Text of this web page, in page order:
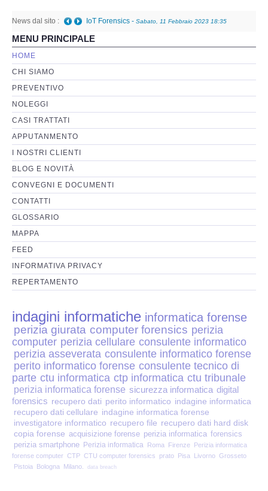
Perzia su Software/Programmi
Perizia Fonica e Trascrizioni
Perizia su Social Network
Perizia Web Reputation
Perizia Host e Mainframe
Perizia Contratti ICT
Perizia Disp. Elettronici
Perizia Stalking
Perizia Cyber Bullismo
Incarichi CTU e CTP
Perizia Centralini PBX e VOIP
Perizia Estimo
Perizia Documento informatico
Perizia Cloud
Perizia E-mail
Perizia Truffa Banca e Online
News dal sito : IoT Forensics - Sabato, 11 Febbraio 2023 18:35
MENU PRINCIPALE
HOME
CHI SIAMO
PREVENTIVO
NOLEGGI
CASI TRATTATI
APPUTANMENTO
I NOSTRI CLIENTI
BLOG E NOVITÀ
CONVEGNI E DOCUMENTI
CONTATTI
GLOSSARIO
MAPPA
FEED
INFORMATIVA PRIVACY
REPERTAMENTO
indagini informatiche informatica forense
perizia giurata computer forensics perizia
computer perizia cellulare consulente informatico
perizia asseverata consulente informatico forense
perito informatico forense consulente tecnico di
parte ctu informatica ctp informatica ctu tribunale
perizia informatica forense sicurezza informatica digital
forensics recupero dati perito informatico indagine informatica
recupero dati cellulare indagine informatica forense
investigatore informatico recupero file recupero dati hard disk
copia forense acquisizione forense perizia informatica forensics
perizia smartphone Perizia informatica Roma Firenze Perizia informatica
forense computer CTP CTU computer forensics prato Pisa Livorno Grosseto
Pistoia
Bologna Milano. data breach